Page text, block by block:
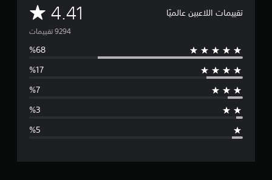
تقييمات اللاعبين عالميًا 4.41م
ت
و
س
ط
ت